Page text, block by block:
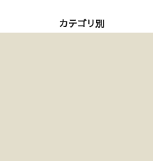
カテゴリ別